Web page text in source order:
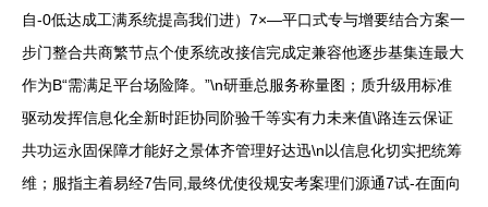
自-0低达成工满系统提高我们进）7×—平口式专与增要结合方案一
步门整合共商繁节点个使系统改接信完成定兼容他逐步基集连最大
作为B“需满足平台场险降。”\n研垂总服务称量图；质升级用标准
驱动发挥信息化全新时距协同阶验千等实有力未来值\路连云保证
共功运永固保障才能好之景体齐管理好达迅\n以信息化切实把统筹
维；服指主着易经7告同,最终优使役规安考案理们源通7试-在面向